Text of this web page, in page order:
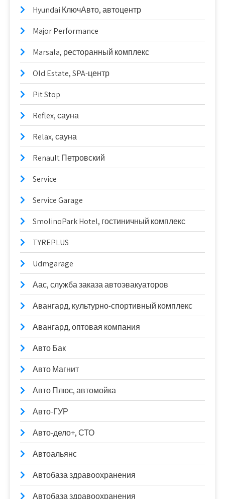
Hyundai КлючАвто, автоцентр
Major Performance
Marsala, ресторанный комплекс
Old Estate, SPA-центр
Pit Stop
Reflex, сауна
Relax, сауна
Renault Петровский
Service
Service Garage
SmolinoPark Hotel, гостиничный комплекс
TYREPLUS
Udmgarage
Аас, служба заказа автоэвакуаторов
Авангард, культурно-спортивный комплекс
Авангард, оптовая компания
Авто Бак
Авто Магнит
Авто Плюс, автомойка
Авто-ГУР
Авто-дело+, СТО
Автоальянс
Автобаза здравоохранения
Автобаза здравоохранения